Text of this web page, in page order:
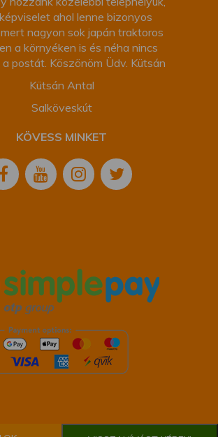
ahol lenne bizonyos
nagyon sok japán traktoros
a környéken is és néha nincs
postát. Köszönöm Üdv. Kütsán
Kütsán Antal
Salköveskút
KÖVESS MINKET